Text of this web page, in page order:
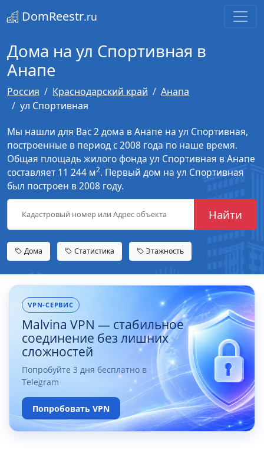
DomReestr.ru
Дома на ул Спортивная в
Анапе
Россия Краснодарский край
Анапа
ул Спортивная
Мы нашли для Вас 2 дома в Анапе на ул Спортивная,
построенные в период с 2008 года по наше время.
Общая площадь жилого фонда ул Спортивная в Анапе
составляет 11 244 м2. Первый дом на ул Спортивная
был построен в 2008 году.
Найти
Дома Статистика Этажность
VPN-СЕРВИС
Malvina VPN — стабильное
соединение без лишних
сложностей
Попробуйте 3 дня бесплатно в
Telegram
Попробовать VPN